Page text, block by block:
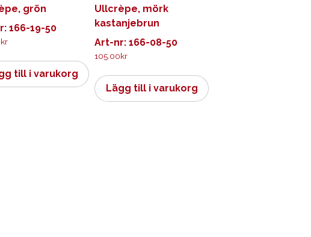
grön
166-19-50
kr
till i varukorg
Ullcrèpe, mörk
kastanjebrun
Art-nr: 166-08-50
105.00kr
Lägg till i varukorg